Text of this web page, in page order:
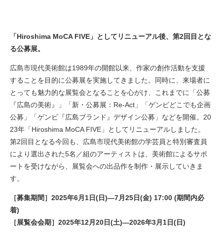
「Hiroshima MoCA FIVE」としてリニューアル後、第2回目とな
る公募展。
広島市現代美術館は1989年の開館以来、作家の創作活動を支援
することを目的に公募展を実施してきました。同時に、来場者に
とっても魅力的な展覧会となることを心がけ、これまでに「公募
『広島の美術』」「新・公募展：Re-Act」「ゲンビどこでも企画
公募」「ゲンビ『広島ブランド』デザイン公募」などを開催。20
23年「Hiroshima MoCA FIVE」としてリニューアルしました。
第2回目となる今回も、広島市現代美術館の学芸員と特別審査員
により選出された5名／組のアーティストは、美術館によるサポ
ートを受けながら、展覧会への出品作を制作・展示していきま
す。
［募集期間］2025年6月1日(日)—7月25日(金) 17:00 (期間内必
着)
［展覧会会期］2025年12月20日(土)—2026年3月1日(日)